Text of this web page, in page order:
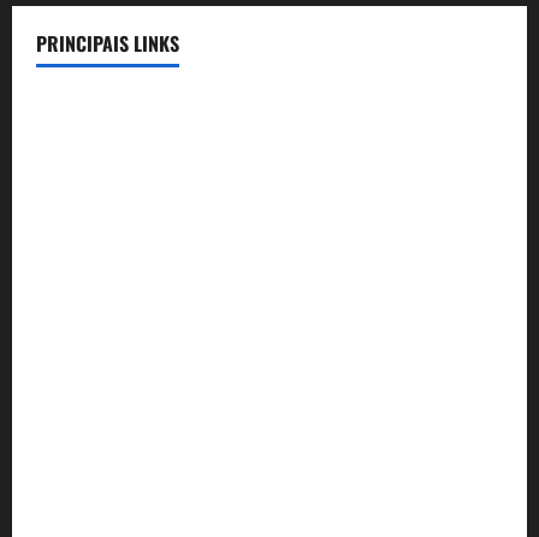
PRINCIPAIS LINKS